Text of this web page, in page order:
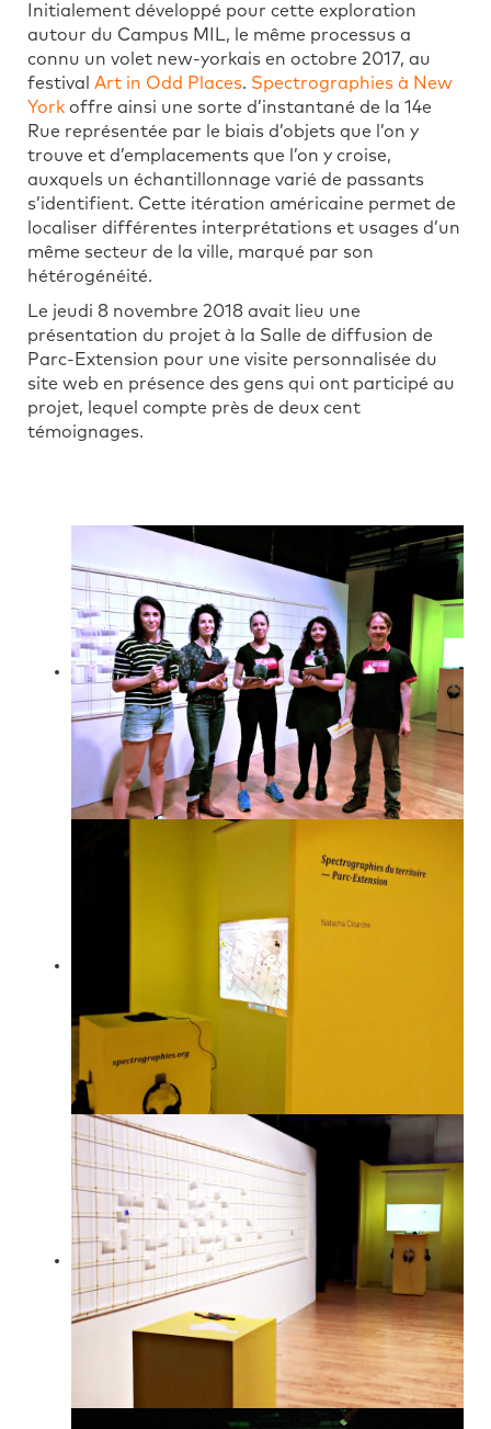
Initialement développé pour cette exploration
autour du Campus MIL, le même processus a
connu un volet new-yorkais en octobre 2017, au
festival Art in Odd Places. Spectrographies à New
York offre ainsi une sorte d’instantané de la 14e
Rue représentée par le biais d’objets que l’on y
trouve et d’emplacements que l’on y croise,
auxquels un échantillonnage varié de passants
s’identifient. Cette itération américaine permet de
localiser différentes interprétations et usages d’un
même secteur de la ville, marqué par son
hétérogénéité.
Le jeudi 8 novembre 2018 avait lieu une
présentation du projet à la Salle de diffusion de
Parc-Extension pour une visite personnalisée du
site web en présence des gens qui ont participé au
projet, lequel compte près de deux cent
témoignages.